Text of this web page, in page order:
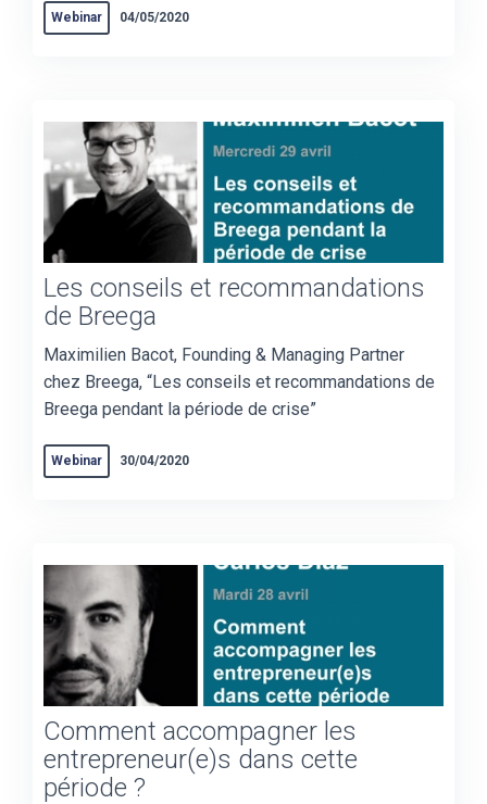
Webinar 04/05/2020
Les conseils et recommandations
de Breega
Maximilien Bacot, Founding & Managing Partner
chez Breega, “Les conseils et recommandations de
Breega pendant la période de crise”
Webinar 30/04/2020
Comment accompagner les
entrepreneur(e)s dans cette
période ?